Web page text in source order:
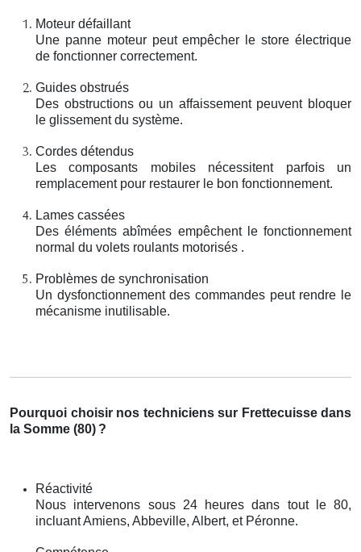
Moteur défaillant
Une panne moteur peut empêcher le store électrique
de fonctionner correctement.
Guides obstrués
Des obstructions ou un affaissement peuvent bloquer
le glissement du système.
Cordes détendus
Les composants mobiles nécessitent parfois un
remplacement pour restaurer le bon fonctionnement.
Lames cassées
Des éléments abîmées empêchent le fonctionnement
normal du volets roulants motorisés .
Problèmes de synchronisation
Un dysfonctionnement des commandes peut rendre le
mécanisme inutilisable.
Pourquoi choisir nos techniciens sur Frettecuisse dans
la Somme (80) ?
Réactivité
Nous intervenons sous 24 heures dans tout le 80,
incluant Amiens, Abbeville, Albert, et Péronne.